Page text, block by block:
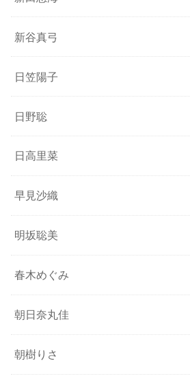
新谷真弓
日笠陽子
日野聡
日高里菜
早見沙織
明坂聡美
春木めぐみ
朝日奈丸佳
朝樹りさ